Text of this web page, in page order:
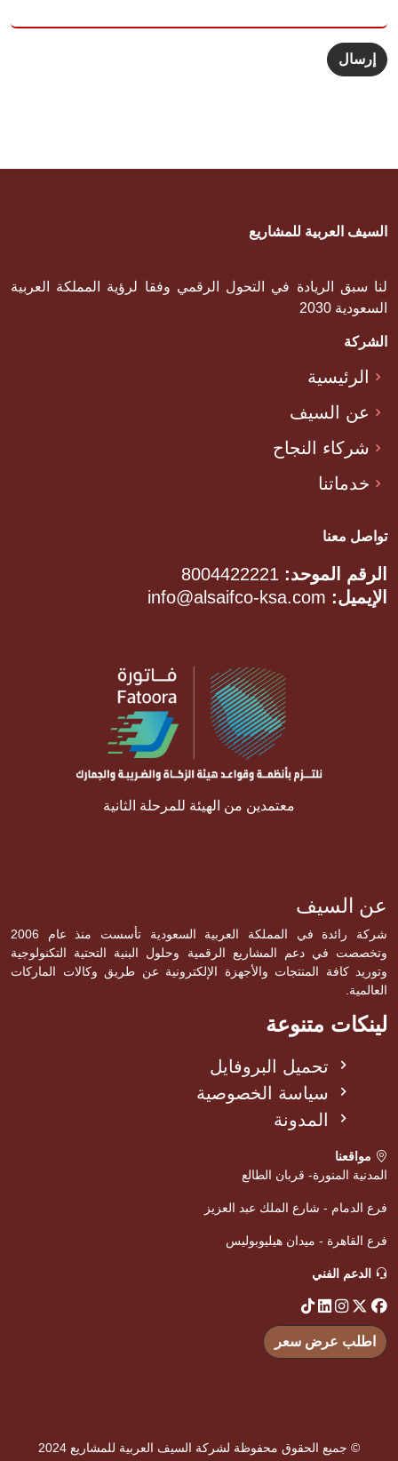
إرسال
السيف العربية للمشاريع
لنا سبق الريادة في التحول الرقمي وفقا لرؤية المملكة العربية
السعودية 2030
الشركة
الرئيسية
عن السيف
شركاء النجاح
خدماتنا
تواصل معنا
الرقم الموحد:
الإيميل:
معتمدين من الهيئة للمرحلة الثانية
عن السيف
شركة رائدة في المملكة العربية السعودية تأسست منذ عام 2006
وتخصصت في دعم المشاريع الرقمية وحلول البنية التحتية التكنولوجية
وتوريد كافة المنتجات والأجهزة الإلكترونية عن طريق وكالات الماركات
العالمية.
لينكات متنوعة
تحميل البروفايل
سياسة الخصوصية
المدونة
مواقعنا
المدنية المنورة- قربان الطالع
فرع الدمام - شارع الملك عبد العزيز
فرع القاهرة - ميدان هيليوبوليس
الدعم الفني
اطلب عرض سعر
© جميع الحقوق محفوظة لشركة السيف العربية للمشاريع 2024